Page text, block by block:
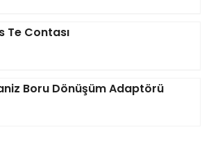
Te Contası
Boru Dönüşüm Adaptörü